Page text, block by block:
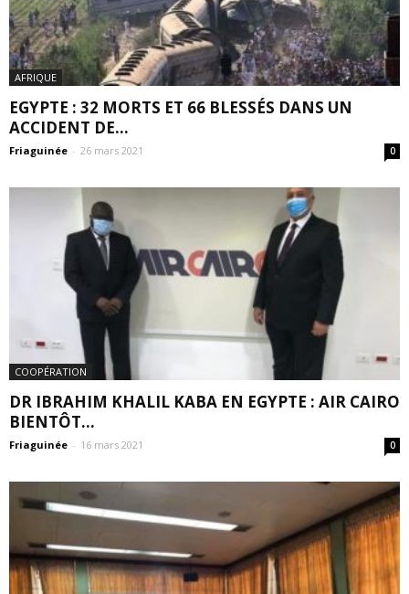
AFRIQUE
EGYPTE : 32 MORTS ET 66 BLESSÉS DANS UN
ACCIDENT DE...
Friaguinée - 26 mars 2021 0
COOPÉRATION
DR IBRAHIM KHALIL KABA EN EGYPTE : AIR CAIRO
BIENTÔT...
Friaguinée - 16 mars 2021 0